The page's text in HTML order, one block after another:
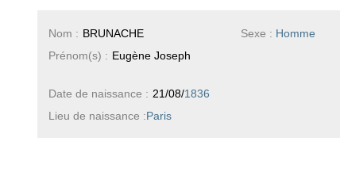
Sexe : Homme
Nom : BRUNACHE
Prénom(s) : Eugène Joseph
Date de naissance : 21/08/1836
Lieu de naissance :Paris